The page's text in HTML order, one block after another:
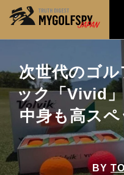
次世代のゴ
ック「Vivid
中身も高ス
BY
MOST WANTED テスト
NEW RELEASES 新製品情
HOW TO ゴルフ上達・実
LAB テスト・データ検証
Golf News ゴルフニュー
※メーカー名やクラブ名など、
力してください。